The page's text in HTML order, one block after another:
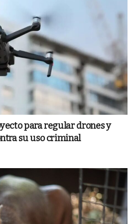
para regular drones y
su uso criminal